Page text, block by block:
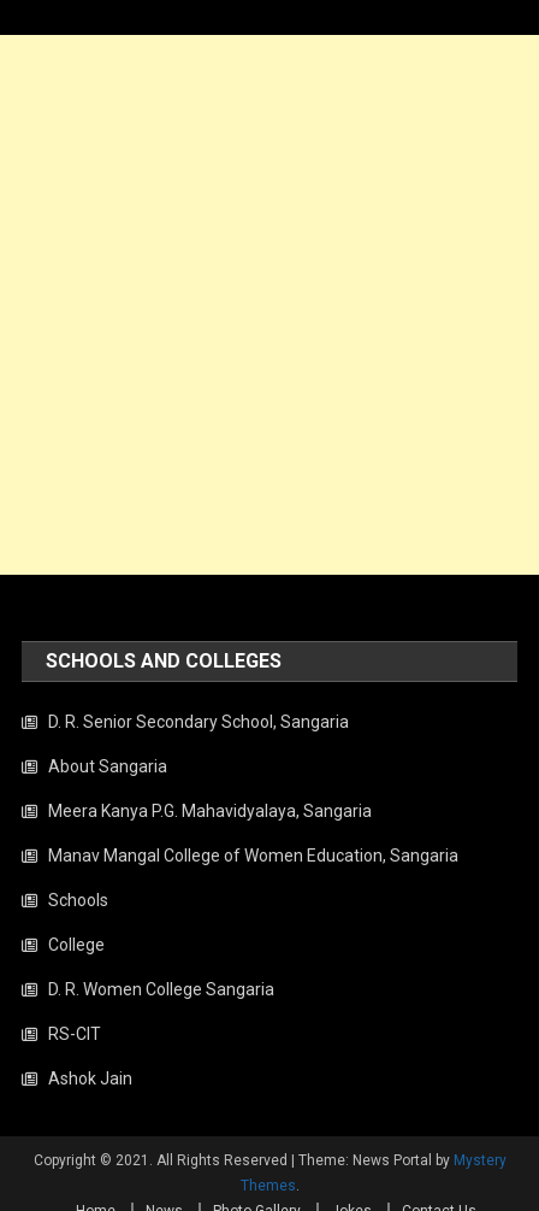
SCHOOLS AND COLLEGES
D. R. Senior Secondary School, Sangaria
About Sangaria
Meera Kanya P.G. Mahavidyalaya, Sangaria
Manav Mangal College of Women Education, Sangaria
Schools
College
D. R. Women College Sangaria
RS-CIT
Ashok Jain
Copyright © 2021. All Rights Reserved | Theme: News Portal by Mystery
Themes